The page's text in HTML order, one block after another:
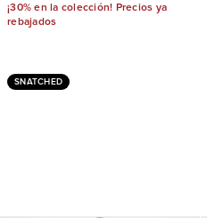
¡30% en la colección! Precios ya
rebajados
SNATCHED